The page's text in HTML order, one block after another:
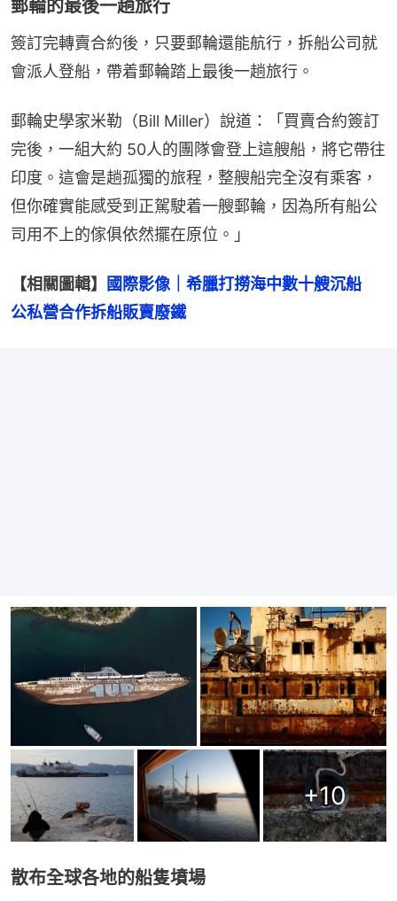
郵輪的最後一趟旅行
簽訂完轉賣合約後，只要郵輪還能航行，拆船公司就
會派人登船，帶着郵輪踏上最後一趟旅行。
郵輪史學家米勒（Bill Miller）說道：「買賣合約簽訂
完後，一組大約 50人的團隊會登上這艘船，將它帶往
印度。這會是趟孤獨的旅程，整艘船完全沒有乘客，
但你確實能感受到正駕駛着一艘郵輪，因為所有船公
司用不上的傢俱依然擺在原位。」
【相關圖輯】
國際影像｜希臘打撈海中數十艘沉船
公私營合作拆船販賣廢鐵
+10
散布全球各地的船隻墳場